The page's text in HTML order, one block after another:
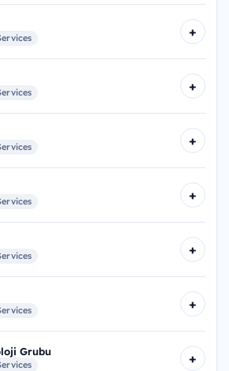
+
+
+
+
+
+
Grubu +